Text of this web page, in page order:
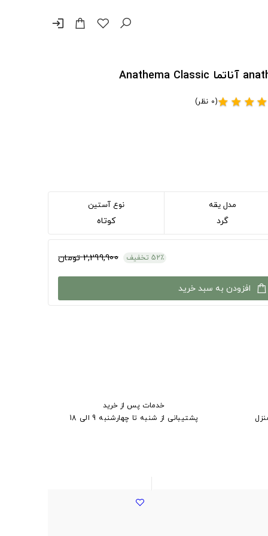
login
star
star
star
star(0 نظر)
مدل یقه
گرد
نوع آستین
کوتاه
52٪ تخفیف 2,299,900 تومان
افزودن به سبد خرید
خدمات پس از خرید
پشتیبانی از شنبه تا چهارشنبه 9 الی 18